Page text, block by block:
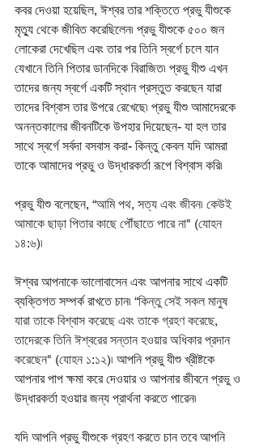
কবর দেওয়া হয়েছিল, ঈশ্বর তার শক্তিতে প্রভু যীশুকে
মৃত্যু থেকে জীবিত করেছিলেন৷ প্রভু যীশুকে ৫০০ জন
লোকেরা দেখেছিল এবং তার পর তিনি স্বর্গে চলে যান
যেখানে তিনি পিতার ডানদিকে বিরাজিত৷ প্রভু যীশু এখন
তাদের জন্য স্বর্গে একটি স্থান প্রস্তুত করছেন যারা
তাদের বিশ্বাস তার উপরে রেখেছে৷ প্রভু যীশু আমাদেরকে
অনন্তকালের জীবনটিকে উপহার দিয়েছেন- যা হল তার
সাথে স্বর্গে সর্বদা বসবাস করা- কিন্তু কেবল যদি আমরা
তাকে আমাদের প্রভু ও উদ্ধারকর্তা রূপে বিশ্বাস করি৷
প্রভু যীশু বলেছেন, “আমি পথ, সত্য এবং জীবন৷ কেউই
আমাকে ছাড়া পিতার কাছে পৌঁছাতে পারে না" (যোহন
১৪:৬)৷
ঈশ্বর আপনাকে ভালোবাসেন এবং আপনার সাথে একটি
ব্যক্তিগত সম্পর্ক রাখতে চান৷ “কিন্তু সেই সকল মানুষ
যারা তাকে বিশ্বাস করেছে এবং তাকে গ্রহণ করেছে,
তাদেরকে তিনি ঈশ্বরের সন্তান হওয়ার অধিকার প্রদান
করেছেন" (যোহন ১:১২)৷ আপনি প্রভু যীশু খ্রীষ্টকে
আপনার পাপ ক্ষমা করে দেওয়ার ও আপনার জীবনে প্রভু ও
উদ্ধারকর্তা হওয়ার জন্য প্রার্থনা করতে পারেন৷
যদি আপনি প্রভু যীশুকে গ্রহণ করতে চান তবে আপনি